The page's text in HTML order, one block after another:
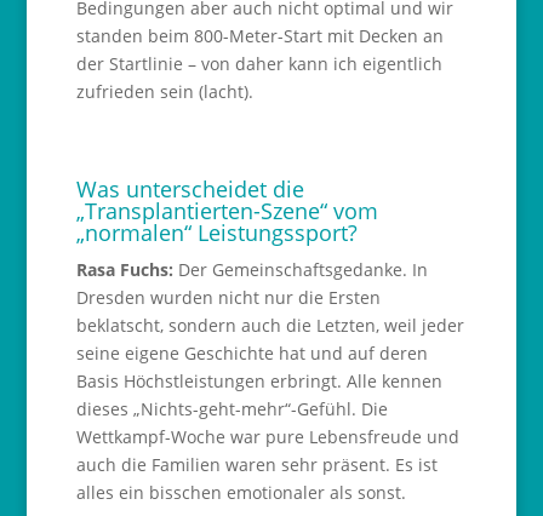
Bedingungen aber auch nicht optimal und wir
standen beim 800-Meter-Start mit Decken an
der Startlinie – von daher kann ich eigentlich
zufrieden sein (lacht).
Was unterscheidet die
„Transplantierten-Szene“ vom
„normalen“ Leistungssport?
Rasa Fuchs: Der Gemeinschaftsgedanke. In
Dresden wurden nicht nur die Ersten
beklatscht, sondern auch die Letzten, weil jeder
seine eigene Geschichte hat und auf deren
Basis Höchstleistungen erbringt. Alle kennen
dieses „Nichts-geht-mehr“-Gefühl. Die
Wettkampf-Woche war pure Lebensfreude und
auch die Familien waren sehr präsent. Es ist
alles ein bisschen emotionaler als sonst.